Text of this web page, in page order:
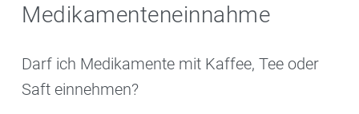
Medikamenteneinnahme
Darf ich Medikamente mit Kaffee, Tee oder
Saft einnehmen?